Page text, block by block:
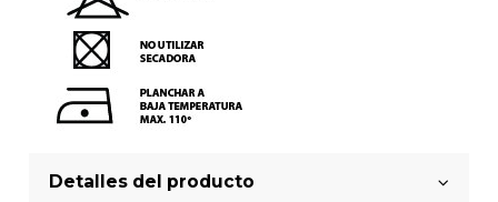
Detalles del producto